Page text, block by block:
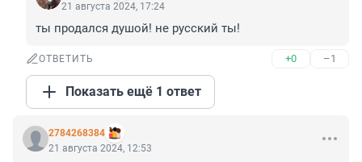
21 августа 2024, 17:24
ты продался душой! не русский ты!
ОТВЕТИТЬ +0 –1
Показать ещё 1 ответ
2784268384
21 августа 2024, 12:53